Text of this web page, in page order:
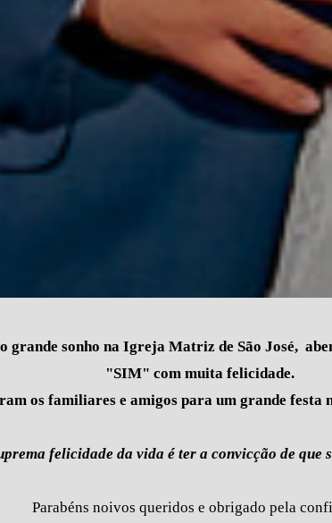
sonho na Igreja Matriz de São José,
"SIM" com muita felicidade.
os familiares e amigos para um grande festa
felicidade da vida é ter a convicção de que
Parabéns noivos queridos e obrigado pela